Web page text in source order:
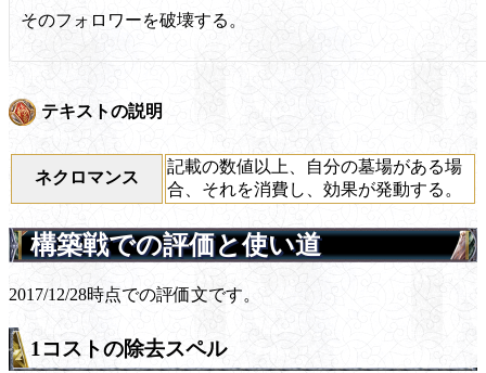
そのフォロワーを破壊する。
テキストの説明
ネクロマンス
記載の数値以上、自分の墓場がある場
合、それを消費し、効果が発動する。
構築戦での評価と使い道
2017/12/28時点での評価文です。
1コストの除去スペル